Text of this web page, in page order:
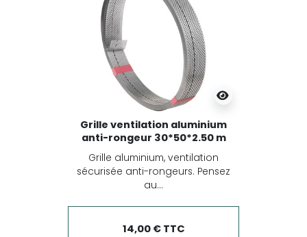
Grille ventilation aluminium
anti-rongeur 30*50*2.50 m
Grille aluminium, ventilation
sécurisée anti-rongeurs. Pensez
au...
14,00 € TTC